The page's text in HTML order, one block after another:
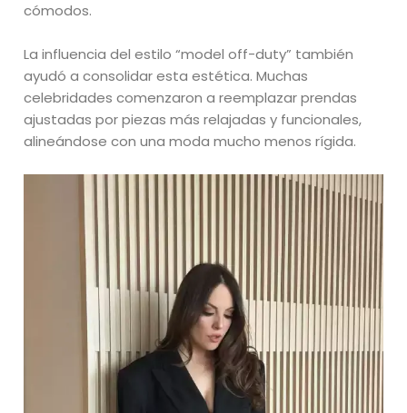
cómodos.
La influencia del estilo “model off-duty” también
ayudó a consolidar esta estética. Muchas
celebridades comenzaron a reemplazar prendas
ajustadas por piezas más relajadas y funcionales,
alineándose con una moda mucho menos rígida.